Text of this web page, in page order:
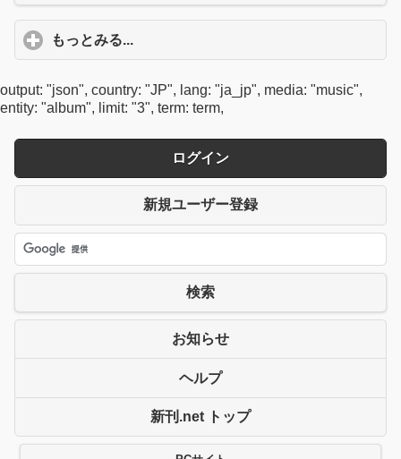
もっとみる...
output: "json", country: "JP", lang: "ja_jp", media: "music",
entity: "album", limit: "3", term: term,
ログイン
新規ユーザー登録
検索
お知らせ
ヘルプ
新刊.net トップ